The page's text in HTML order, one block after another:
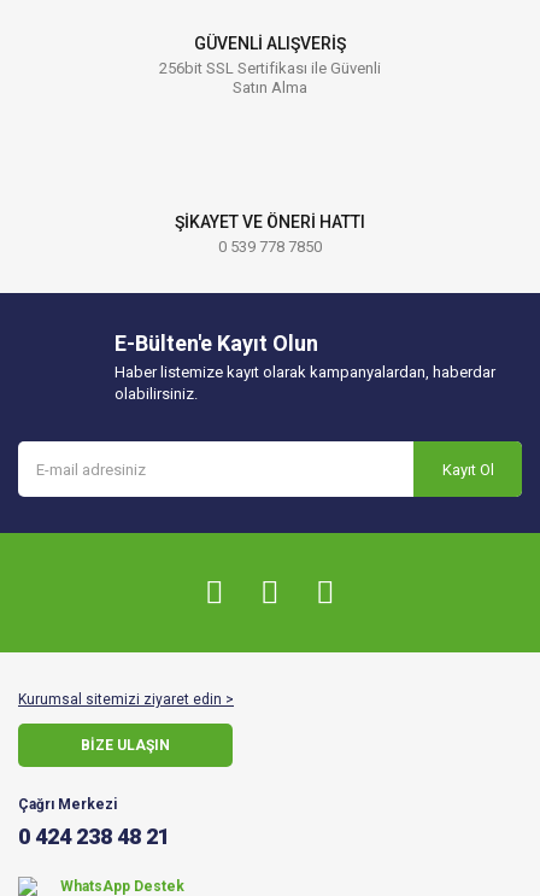
GÜVENLİ ALIŞVERİŞ
256bit SSL Sertifikası ile Güvenli
Satın Alma
ŞİKAYET VE ÖNERİ HATTI
0 539 778 7850
E-Bülten'e Kayıt Olun
Haber listemize kayıt olarak kampanyalardan, haberdar
olabilirsiniz.
Kayıt Ol
Kurumsal sitemizi ziyaret edin >
BİZE ULAŞIN
Çağrı Merkezi
0 424 238 48 21
WhatsApp Destek